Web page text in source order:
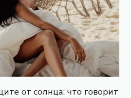
от солнца: что говорит